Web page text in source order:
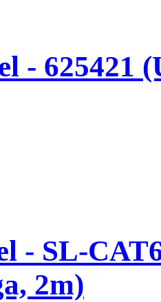
- 625421
- SL-
2m)